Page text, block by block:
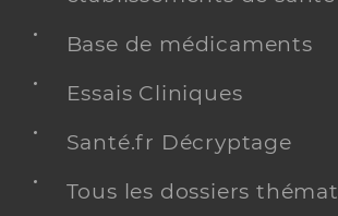
Base de médicaments
Essais Cliniques
Santé.fr Décryptage
Tous les dossiers